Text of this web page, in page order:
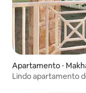
Apartamento ⋅
Lindo apartamento